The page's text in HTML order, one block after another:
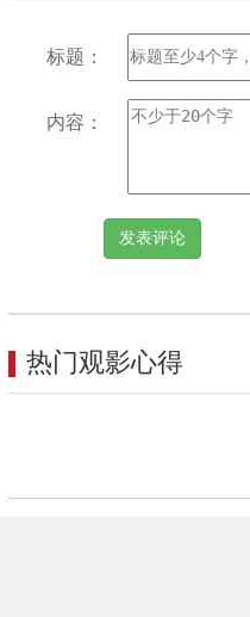
标题：
内容：
热门观影心得